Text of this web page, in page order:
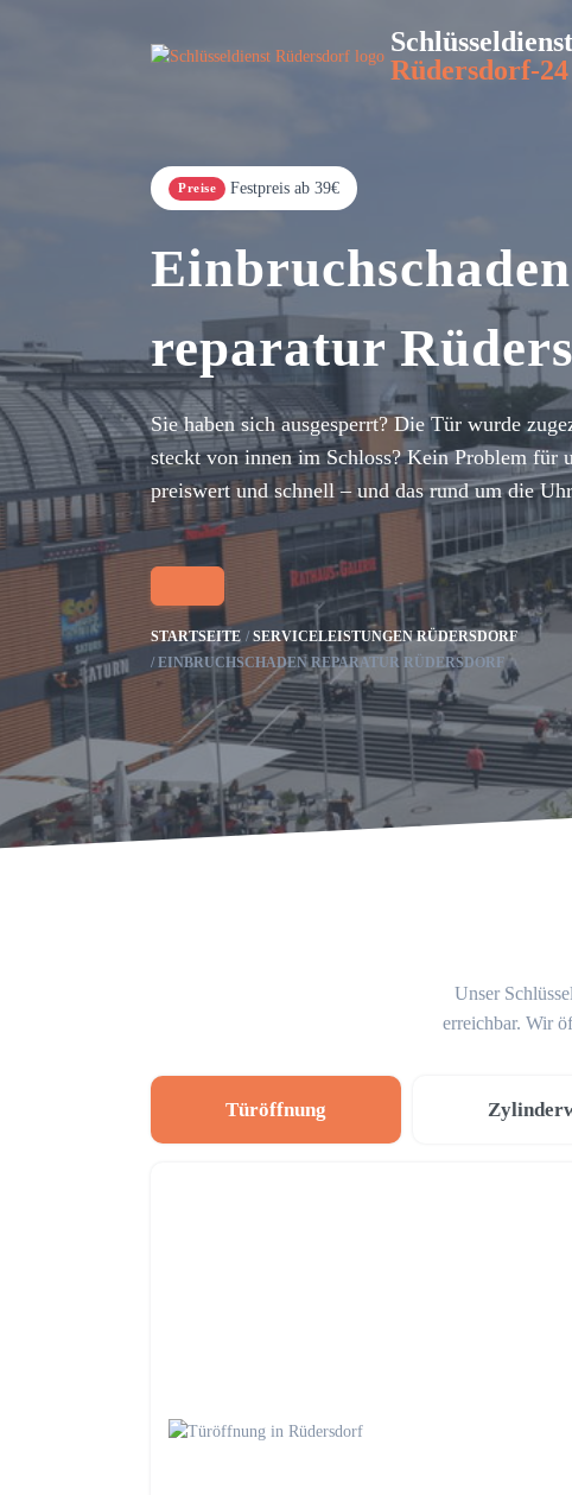
Schlüsseldienst
Rüdersdorf-24
Preise Festpreis ab 39€
Einbruchschaden
reparatur
Sie haben sich ausgesperrt? Die Tür wurde
steckt von innen im Schloss? Kein Problem für
preiswert und schnell – und das rund um die
STARTSEITE
SERVICELEISTUNGEN RÜDERSDORF
EINBRUCHSCHADEN REPARATUR RÜDERSDORF
Unser
erreichbar. Wir
Türöffnung